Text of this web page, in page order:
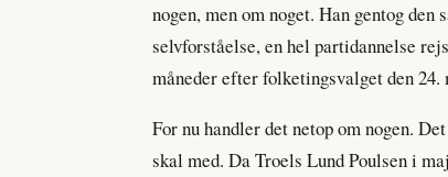
nogen, men om noget. Han gentog
selvforståelse, en hel partidannelse
måneder efter folketingsvalget den
For nu handler det netop om nogen.
skal med. Da Troels Lund Poulsen i